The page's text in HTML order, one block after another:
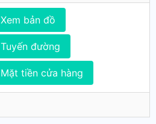
Xem bản đồ
Tuyến đường
Mặt tiền cửa hàng